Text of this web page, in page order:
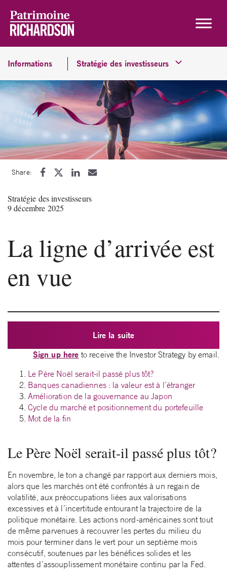
Informations Stratégie des investisseurs
Share:
Stratégie des investisseurs
9 décembre 2025
La ligne d’arrivée est
en vue
Lire la suite
Sign up here to receive the Investor Strategy by email.
Le Père Noël serait-il passé plus tôt?
Banques canadiennes : la valeur est à l’étranger
Amélioration de la gouvernance au Japon
Cycle du marché et positionnement du portefeuille
Mot de la fin
Le Père Noël serait-il passé plus tôt?
En novembre, le ton a changé par rapport aux derniers mois,
alors que les marchés ont été confrontés à un regain de
volatilité, aux préoccupations liées aux valorisations
excessives et à l’incertitude entourant la trajectoire de la
politique monétaire. Les actions nord-américaines sont tout
de même parvenues à recouvrer les pertes du milieu du
mois pour terminer dans le vert pour un septième mois
consécutif, soutenues par les bénéfices solides et les
attentes d’assouplissement monétaire continu par la Fed.